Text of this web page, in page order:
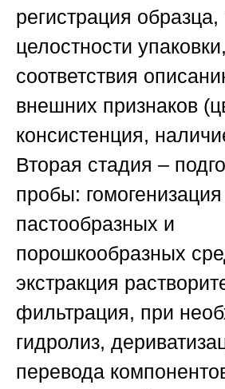
регистрация
целостности упаковки,
соответствия
внешних признаков
консистенция,
Вторая стадия –
пробы:
пастообразных и
порошкообразных
экстракция
фильтрация, при
гидролиз,
перевода